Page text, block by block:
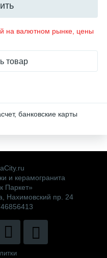
на валютном рынке, цены
товар
банковские карты
и керамогранита
Паркет»
Нахимовский пр. 24